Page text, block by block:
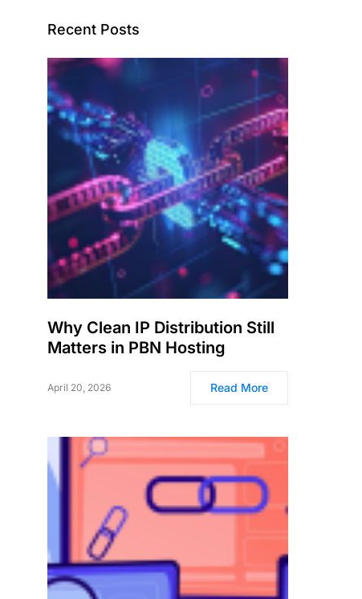
Recent Posts
Why Clean IP Distribution Still
Matters in PBN Hosting
April 20, 2026 Read More